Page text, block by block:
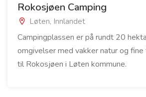
Rokosjøen Camping
Løten, Innlandet
Campingplassen er på rundt 20
omgivelser med vakker natur og
til Rokosjøen i Løten kommune.